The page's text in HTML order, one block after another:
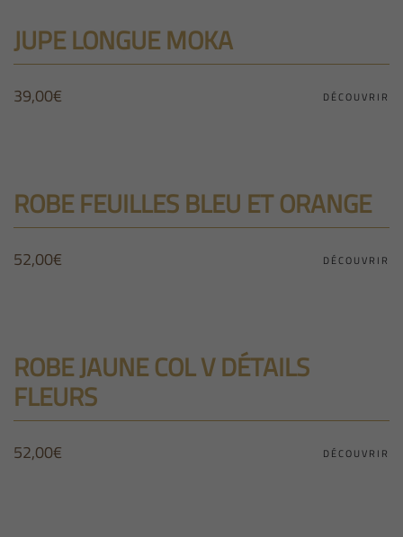
JUPE LONGUE MOKA
39,00€ DÉCOUVRIR
ROBE FEUILLES BLEU ET ORANGE
52,00€ DÉCOUVRIR
ROBE JAUNE COL V DÉTAILS
FLEURS
52,00€ DÉCOUVRIR